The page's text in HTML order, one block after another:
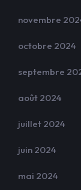
novembre
octobre 2024
septembre
août 2024
juillet 2024
juin 2024
mai 2024